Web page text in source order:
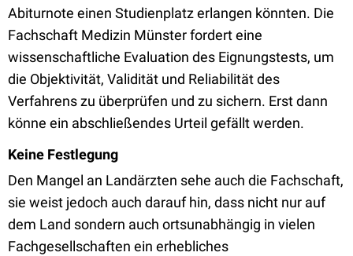
Abiturnote einen Studienplatz erlangen könnten. Die
Fachschaft Medizin Münster fordert eine
wissenschaftliche Evaluation des Eignungstests, um
die Objektivität, Validität und Reliabilität des
Verfahrens zu überprüfen und zu sichern. Erst dann
könne ein abschließendes Urteil gefällt werden.
Keine Festlegung
Den Mangel an Landärzten sehe auch die Fachschaft,
sie weist jedoch auch darauf hin, dass nicht nur auf
dem Land sondern auch ortsunabhängig in vielen
Fachgesellschaften ein erhebliches